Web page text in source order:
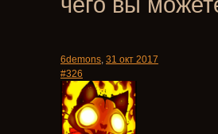
6demons, 31 окт 2017
#326